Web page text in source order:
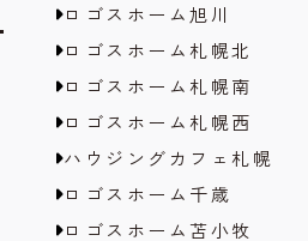
ロゴスホーム旭川
ロゴスホーム札幌北
ロゴスホーム札幌南
ロゴスホーム札幌西
ハウジングカフェ札幌
ロゴスホーム千歳
ロゴスホーム苫小牧